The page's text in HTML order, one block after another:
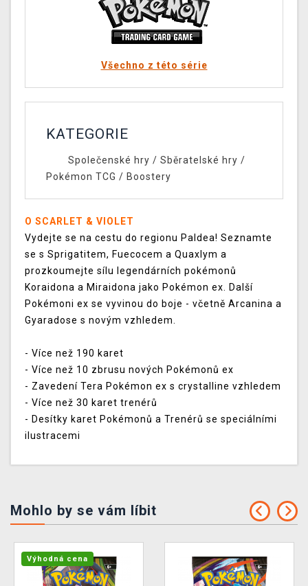
Všechno z této série
KATEGORIE
Společenské hry / Sběratelské hry /
Pokémon TCG / Boostery
O SCARLET & VIOLET
Vydejte se na cestu do regionu Paldea! Seznamte
se s Sprigatitem, Fuecocem a Quaxlym a
prozkoumejte sílu legendárních pokémonů
Koraidona a Miraidona jako Pokémon ex. Další
Pokémoni ex se vyvinou do boje - včetně Arcanina a
Gyaradose s novým vzhledem.
- Více než 190 karet
- Více než 10 zbrusu nových Pokémonů ex
- Zavedení Tera Pokémon ex s crystalline vzhledem
- Více než 30 karet trenérů
- Desítky karet Pokémonů a Trenérů se speciálními
ilustracemi
Mohlo by se vám líbit
Výhodná cena